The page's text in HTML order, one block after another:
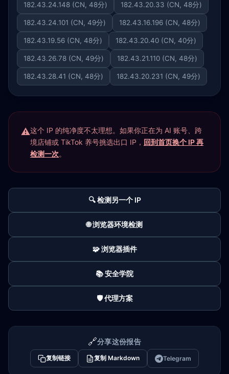
182.43.24.148 (CN, 48分) 182.43.20.33 (CN, 48分)
182.43.24.101 (CN, 49分) 182.43.16.196 (CN, 48分)
182.43.19.56 (CN, 48分) 182.43.20.40 (CN, 40分)
182.43.26.78 (CN, 49分) 182.43.21.110 (CN, 48分)
182.43.28.41 (CN, 48分) 182.43.20.231 (CN, 49分)
这个 IP 的纯净度不太理想。如果你正在为 AI 账号、跨
境店铺或 TikTok 养号挑选出口 IP， 回到首页换个 IP 再
检测一次。
🔍 检测另一个 IP
🌐 浏览器环境检测
🧩 浏览器插件
📚 安全学院
🛡️ 代理方案
🔗分享这份报告
复制链接 复制 Markdown Telegram